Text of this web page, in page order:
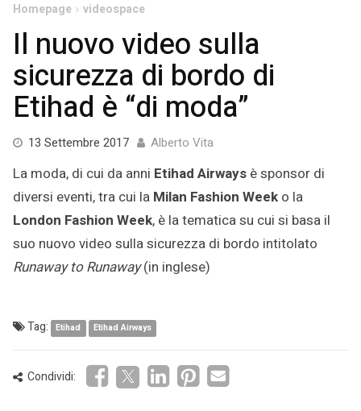
Homepage videospace
Il nuovo video sulla
sicurezza di bordo di
Etihad è “di moda”
13 Settembre 201713
2017
Alberto Vita
La moda, di cui da anni Etihad Airways è sponsor di
diversi eventi, tra cui la Milan Fashion Week o la
London Fashion Week, è la tematica su cui si basa il
suo nuovo video sulla sicurezza di bordo intitolato
Runaway to Runaway(in inglese)
Tag: Etihad Etihad Airways
Condividi: